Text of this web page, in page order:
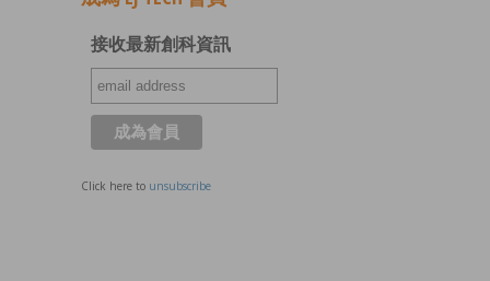
接收最新創科資訊
Click here to unsubscribe